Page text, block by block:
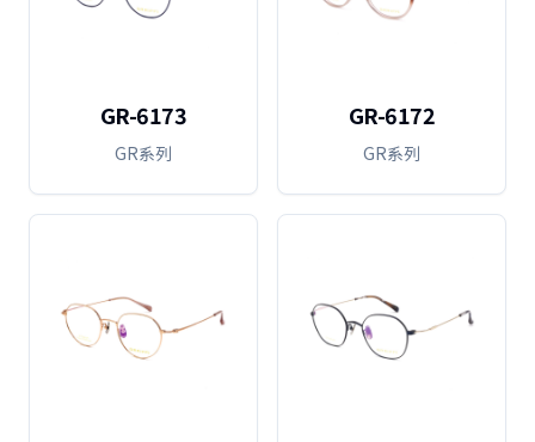
GR-6173
GR系列
GR-6172
GR系列